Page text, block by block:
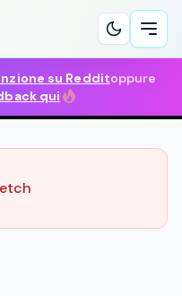
su Redditoppure
qui